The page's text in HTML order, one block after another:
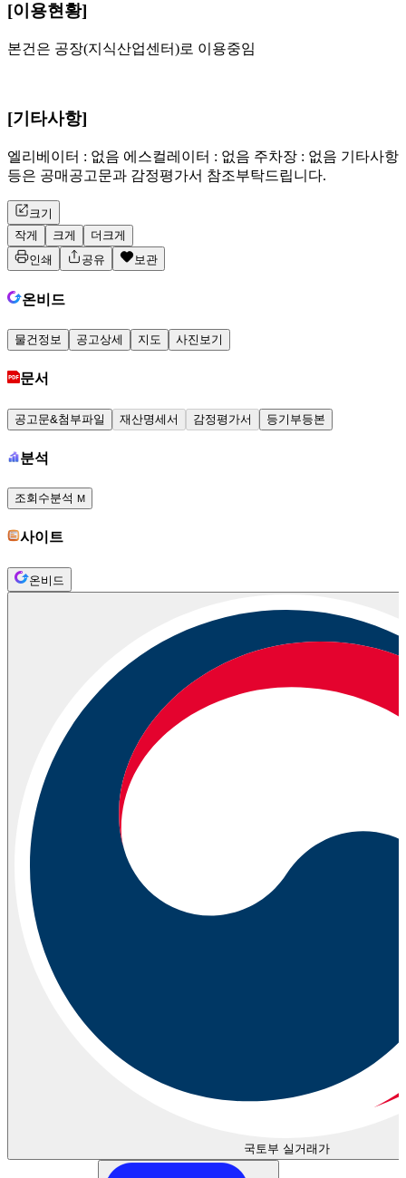
[이용현황]
본건은 공장(지식산업센터)로 이용중임
[기타사항]
엘리베이터 : 없음 에스컬레이터 : 없음 주차장 : 없음 기타사항
등은 공매공고문과 감정평가서 참조부탁드립니다.
크기
작게
크게
더크게
인쇄
공유 보관
온비드
물건정보 공고상세 지도 사진보기
문서
공고문&첨부파일 재산명세서 감정평가서 등기부등본
분석
조회수분석 M
사이트
온비드
국토부 실거래가